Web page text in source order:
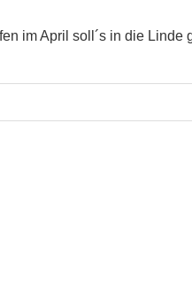
im April soll´s in die Linde